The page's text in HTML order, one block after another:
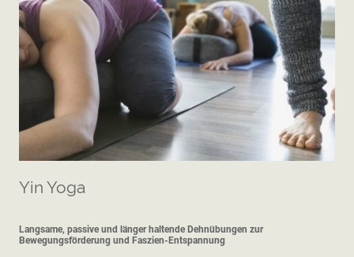
Yin Yoga
Langsame, passive und länger haltende Dehnübungen zur
Bewegungsförderung und Faszien-Entspannung